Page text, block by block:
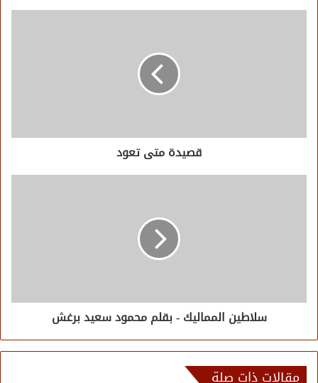
قصيدة متى تعود
سلاطين المماليك - بقلم محمود سعيد برغش
مقالات ذات صلة